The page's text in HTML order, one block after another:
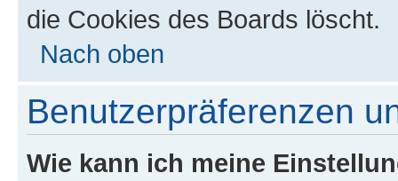
die Cookies des Boards löscht.
Nach oben
Benutzerpräferenzen
Wie kann ich meine